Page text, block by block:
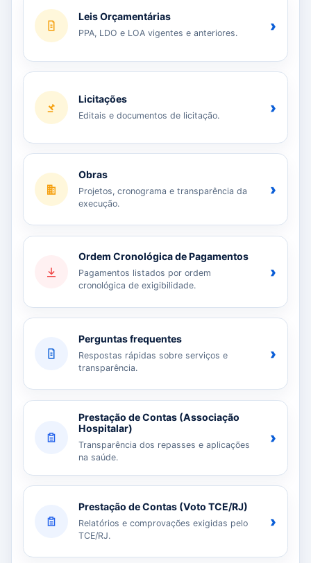
Leis Orçamentárias
PPA, LDO e LOA vigentes e anteriores. ›
Licitações
Editais e documentos de licitação. ›
Obras
Projetos, cronograma e transparência da
execução.
›
Ordem Cronológica de Pagamentos
Pagamentos listados por ordem
cronológica de exigibilidade.
›
Perguntas frequentes
Respostas rápidas sobre serviços e
transparência.
›
Prestação de Contas (Associação
Hospitalar)
Transparência dos repasses e aplicações
na saúde.
›
Prestação de Contas (Voto TCE/RJ)
Relatórios e comprovações exigidas pelo
TCE/RJ.
›